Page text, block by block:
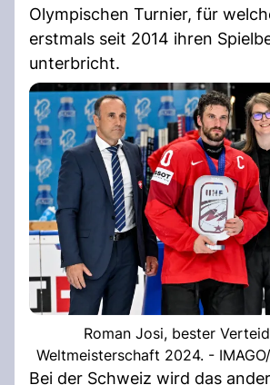
Olympischen Turnier, für
erstmals seit 2014 ihren
unterbricht.
Roman Josi, bester
Weltmeisterschaft 2024. -
Bei der Schweiz wird das